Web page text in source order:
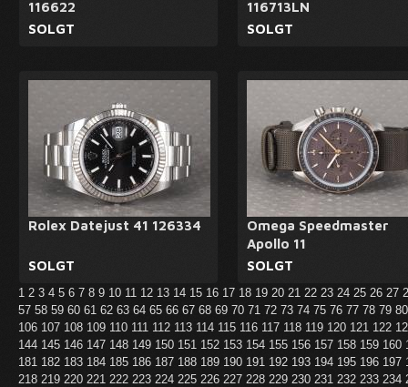
116622
SOLGT
116713LN
SOLGT
Rolex Datejust 41 126334
SOLGT
Omega Speedmaster
Apollo 11
SOLGT
1 2 3 4 5 6 7 8 9 10 11 12 13 14 15 16 17 18 19 20 21 22 23 24 25 26 27
57 58 59 60 61 62 63 64 65 66 67 68 69 70 71 72 73 74 75 76 77 78 79
106 107 108 109 110 111 112 113 114 115 116 117 118 119 120 121 122
144 145 146 147 148 149 150 151 152 153 154 155 156 157 158 159 160
181 182 183 184 185 186 187 188 189 190 191 192 193 194 195 196 197
218 219 220 221 222 223 224 225 226 227 228 229 230 231 232 233 234